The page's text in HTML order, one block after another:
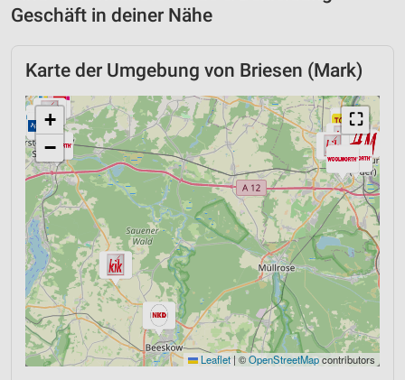
Geschäft in deiner Nähe
Karte der Umgebung von Briesen (Mark)
⛶
+
−
Leaflet | ©OpenStreetMapcontributors